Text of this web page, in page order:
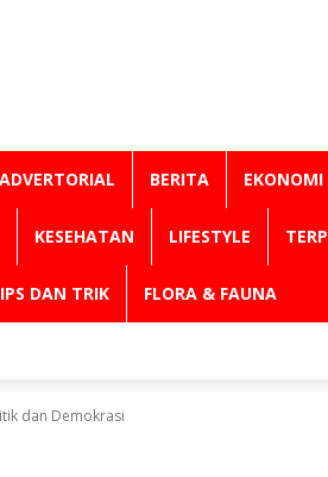
ADVERTORIAL BERITA EKONOMI
KESEHATAN LIFESTYLE
DAN TRIK FLORA & FAUNA
dan Demokrasi